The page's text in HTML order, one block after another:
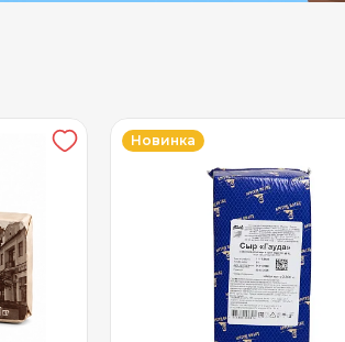
Новинка